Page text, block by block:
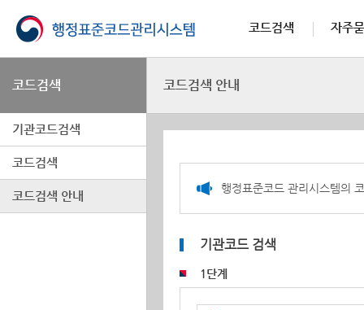
코드검색 자주
코드검색
기관코드검색
코드검색
코드검색 안내
코드검색 안내
행정표준코드 관리시스템의
기관코드 검색
1단계